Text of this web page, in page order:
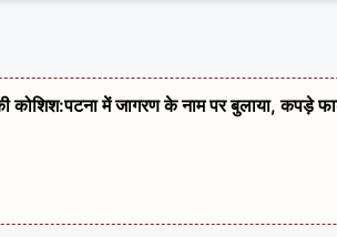
कोशिश:पटना में जागरण के नाम पर बुलाया, कपड़े